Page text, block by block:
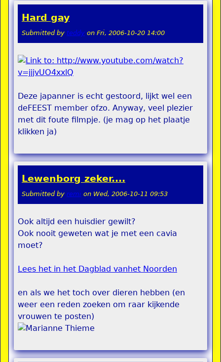
Hard gay
Submitted by teddy on Fri, 2006-10-20 14:00
Deze japanner is echt gestoord, lijkt wel een
deFEEST member ofzo. Anyway, veel plezier
met dit foute filmpje. (je mag op het plaatje
klikken ja)
Lewenborg zeker....
Submitted by remi on Wed, 2006-10-11 09:53
Ook altijd een huisdier gewilt?
Ook nooit geweten wat je met een cavia
moet?
Lees het in het Dagblad vanhet Noorden
en als we het toch over dieren hebben (en
weer een reden zoeken om raar kijkende
vrouwen te posten)